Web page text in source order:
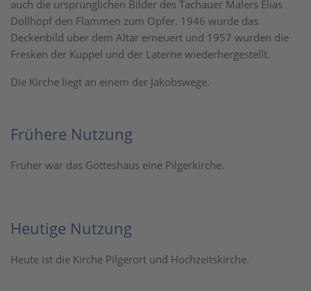
auch die ursprünglichen Bilder des Tachauer Malers Elias
Dollhopf den Flammen zum Opfer. 1946 wurde das
Deckenbild über dem Altar erneuert und 1957 wurden die
Fresken der Kuppel und der Laterne wiederhergestellt.
Die Kirche liegt an einem der Jakobswege.
Frühere Nutzung
Früher war das Gotteshaus eine Pilgerkirche.
Heutige Nutzung
Heute ist die Kirche Pilgerort und Hochzeitskirche.